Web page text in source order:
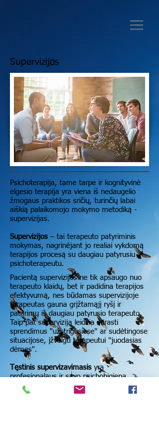
Supervizijos
Psichoterapija, tame tarpe ir kognityvinė
elgesio terapija yra viena iš nedaugelio
žmogaus praktikos sričių, turinčių labai
aiškią palaikomojo mokymo metodiką -
supervizijas.
Supervizijos – tai terapeuto patyriminis
mokymas, nagrinėjant jo realiai vykdomą
terapijos procesą su daugiau patyrusiu
psichoterapeutu.
Pacientą supervizijos ne tik apsaugo nuo
terapeuto klaidų, bet ir padidina terapijos
efektyvumą, nes būdamas supervizijoje
terapeutas gauna grįžtamąjį ryšį ir
patarimų iš daugiau patyrusio terapeuto.
Taip pat supervizija leidžia surasti
sprendimus "užstrigusiose" ar sudėtingose
situacijose, įžvelgti terapeutui "juodasias
dėmes".
Tęstinis supervizavimasis yra
profesionalaus ir savo psichohigiena
besirūpinančio terapeuto bruožas.